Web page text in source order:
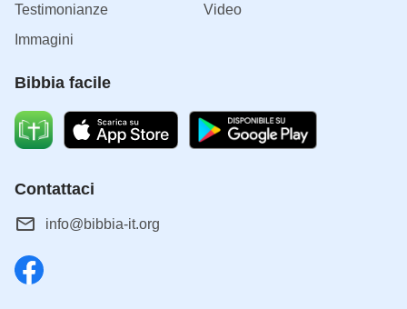
Testimonianze
Video
Immagini
Bibbia facile
Contattaci
info@bibbia-it.org